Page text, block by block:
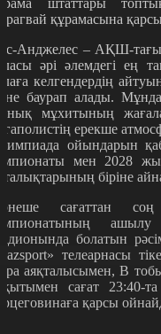
құрамасына қарсы
Анджелес – АҚШ-
әрі әлемдегі ең
келгендердің
баурап алады.
мұхитының
ерекше
ойындарын
мен 2028
біріне
сағаттан
ашылу
болатын
телеарнасы
аяқталысымен, В
сағат 23:40-
қарсы